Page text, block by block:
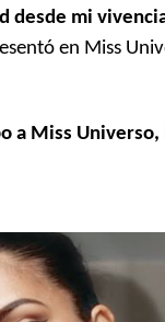
desde mi
en Miss
a Miss Universo,